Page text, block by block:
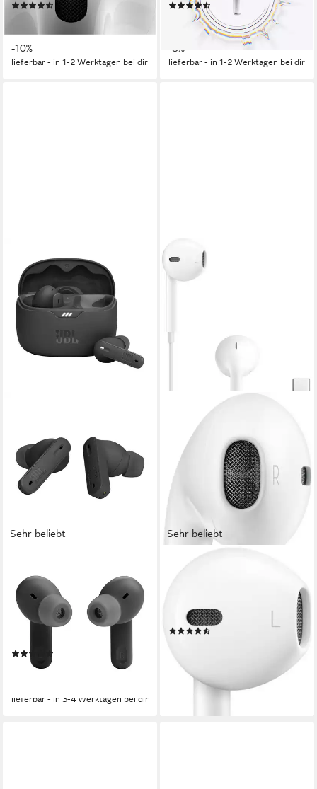
(856)
133,67 € UVP149,00 €
-10%
lieferbar - in 1-2 Werktagen bei dir
227,95 € UVP
249,00 €
mtl. in 12 Raten
-8%
lieferbar - in 1-2 Werktagen bei dir
Sehr beliebt
Tune 245NC TWS wireless
In-Ear-Kopfhörer
Bluetooth
Verbindung
12 Std. max. Laufzeit
Gewicht
59,99 €
lieferbar - in 3-4 Werktagen bei dir
Sehr beliebt
kabelgebunden
Verbindung
-21%
lieferbar - in 1-2 Werktagen bei dir